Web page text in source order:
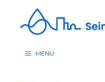
contenu
MENU